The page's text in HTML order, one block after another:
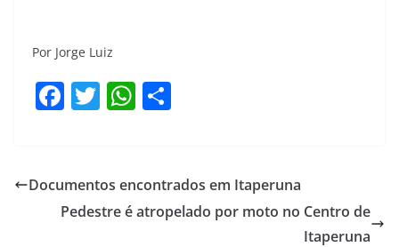
Por Jorge Luiz
F
e
b
T
er
W
s
A
e
Documentos encontrados em Itaperuna
Pedestre é atropelado por moto no Centro de
Itaperuna